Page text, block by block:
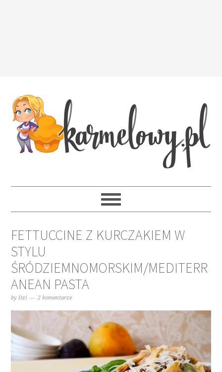
FETTUCCINE Z KURCZAKIEM W
STYLU
ŚRÓDZIEMNOMORSKIM/MEDITERR
ANEAN PASTA
byDzi 2 komentarze